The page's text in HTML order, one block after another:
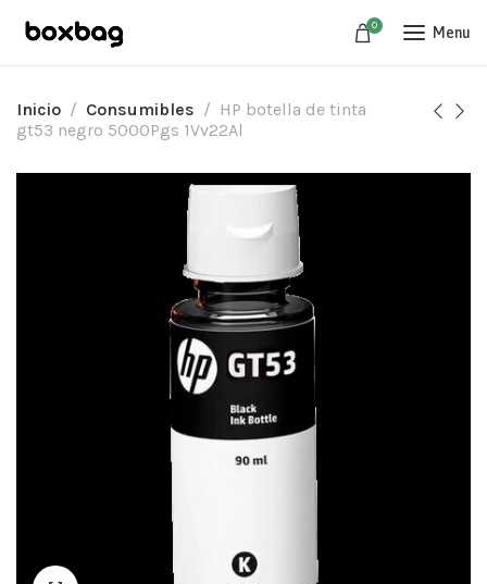
0 Menu
Inicio Consumibles
HP botella de tinta
gt53 negro 5000Pgs 1Vv22Al